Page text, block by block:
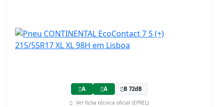
A A B 72dB
Ver ficha técnica oficial (EPREL)